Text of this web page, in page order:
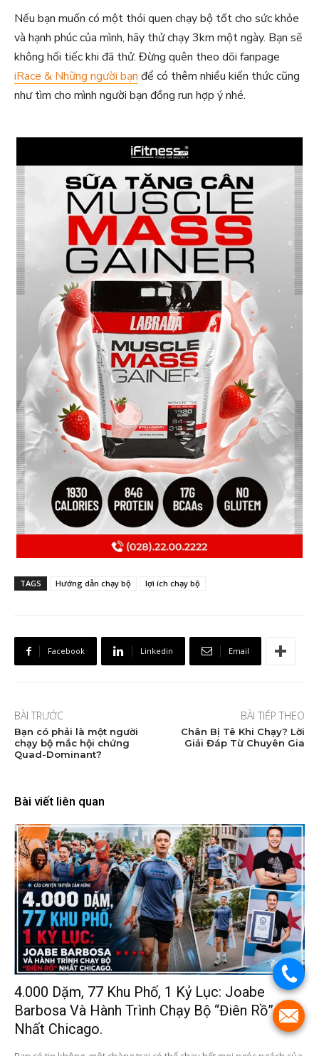
Nếu bạn muốn có một thói quen chạy bộ tốt cho sức khỏe
và hạnh phúc của mình, hãy thử chạy 3km một ngày. Bạn sẽ
không hối tiếc khi đã thử. Đừng quên theo dõi fanpage
iRace & Những người bạn để có thêm nhiều kiến thức cũng
như tìm cho mình người bạn đồng run hợp ý nhé.
TAGS Hướng dẫn chạy bộ lợi ích chạy bộ
Facebook Linkedin Email
BÀI TRƯỚC
Bạn có phải là một người
chạy bộ mắc hội chứng
Quad-Dominant?
BÀI TIẾP THEO
Chân Bị Tê Khi Chạy? Lời
Giải Đáp Từ Chuyên Gia
Bài viết liên quan
4.000 Dặm, 77 Khu Phố, 1 Kỷ Lục: Joabe
Barbosa Và Hành Trình Chạy Bộ “điên Rồ”
Nhất Chicago.
.
.